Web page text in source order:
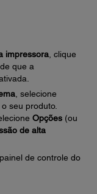
impressora , clique
que a
, selecione
seu produto.
Opções (ou
de alta
de controle do